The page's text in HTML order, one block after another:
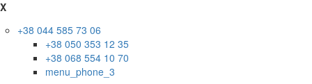
X
+38 044 585 73 06
+38 050 353 12 35
+38 068 554 10 70
menu_phone_3